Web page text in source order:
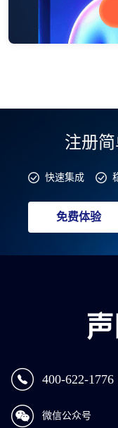
注册简
快速集成
免费体验
400-622-1776
微信公众号